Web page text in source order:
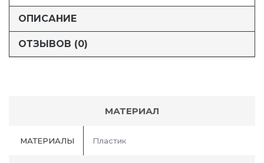
ОПИСАНИЕ
ОТЗЫВОВ (0)
МАТЕРИАЛ
МАТЕРИАЛЫ Пластик